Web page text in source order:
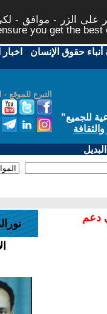
على الزر - موافق -
you get the best
أنباء حقوق الإنسان -
التبرع للموقع -
للجميع"
دعم